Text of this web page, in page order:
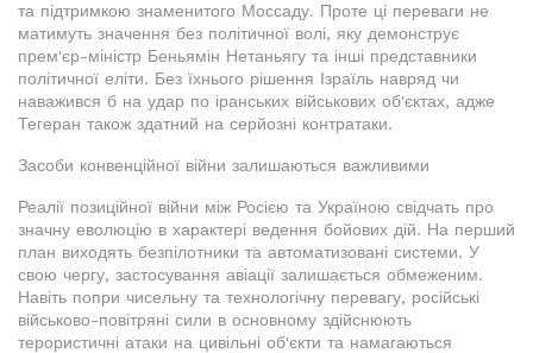
та підтримкою знаменитого Моссаду. Проте ці переваги не
матимуть значення без політичної волі, яку демонструє
прем'єр-міністр Беньямін Нетаньягу та інші представники
політичної еліти. Без їхнього рішення Ізраїль навряд чи
наважився б на удар по іранських військових об'єктах, адже
Тегеран також здатний на серйозні контратаки.
Засоби конвенційної війни залишаються важливими
Реалії позиційної війни між Росією та Україною свідчать про
значну еволюцію в характері ведення бойових дій. На перший
план виходять безпілотники та автоматизовані системи. У
свою чергу, застосування авіації залишається обмеженим.
Навіть попри чисельну та технологічну перевагу, російські
військово-повітряні сили в основному здійснюють
терористичні атаки на цивільні об'єкти та намагаються